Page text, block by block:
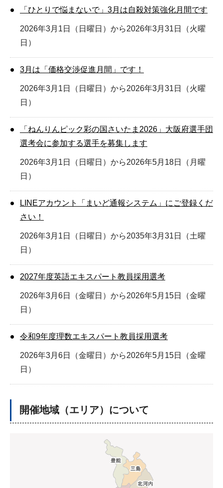
「ひとりで悩まないで」3月は自殺対策強化月間です
2026年3月1日（日曜日）から2026年3月31日（火曜
日）
3月は「価格交渉促進月間」です！
2026年3月1日（日曜日）から2026年3月31日（火曜
日）
「ねんりんピック彩の国さいたま2026」大阪府選手団
選考会に参加する選手を募集します
2026年3月1日（日曜日）から2026年5月18日（月曜
日）
LINEアカウント「まいど通報システム」にご登録くだ
さい！
2026年3月1日（日曜日）から2035年3月31日（土曜
日）
2027年度英語エキスパート教員採用選考
2026年3月6日（金曜日）から2026年5月15日（金曜
日）
令和9年度理数エキスパート教員採用選考
2026年3月6日（金曜日）から2026年5月15日（金曜
日）
開催地域（エリア）について